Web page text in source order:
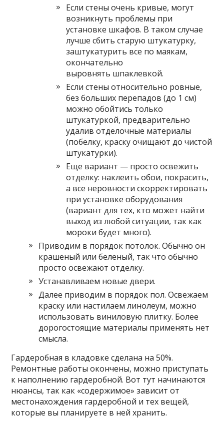
Если стены очень кривые, могут
возникнуть проблемы при
установке шкафов. В таком случае
лучше сбить старую штукатурку,
заштукатурить все по маякам,
окончательно
выровнять шпаклевкой.
Если стены относительно ровные,
без больших перепадов (до 1 см)
можно обойтись только
штукатуркой, предварительно
удалив отделочные материалы
(побелку, краску очищают до чистой
штукатурки).
Еще вариант — просто освежить
отделку: наклеить обои, покрасить,
а все неровности скорректировать
при установке оборудования
(вариант для тех, кто может найти
выход из любой ситуации, так как
мороки будет много).
Приводим в порядок потолок. Обычно он
крашеный или беленый, так что обычно
просто освежают отделку.
Устанавливаем новые двери.
Далее приводим в порядок пол. Освежаем
краску или настилаем линолеум, можно
использовать виниловую плитку. Более
дорогостоящие материалы применять нет
смысла.
Гардеробная в кладовке сделана на 50%.
Ремонтные работы окончены, можно приступать
к наполнению гардеробной. Вот тут начинаются
нюансы, так как «содержимое» зависит от
местонахождения гардеробной и тех вещей,
которые вы планируете в ней хранить.